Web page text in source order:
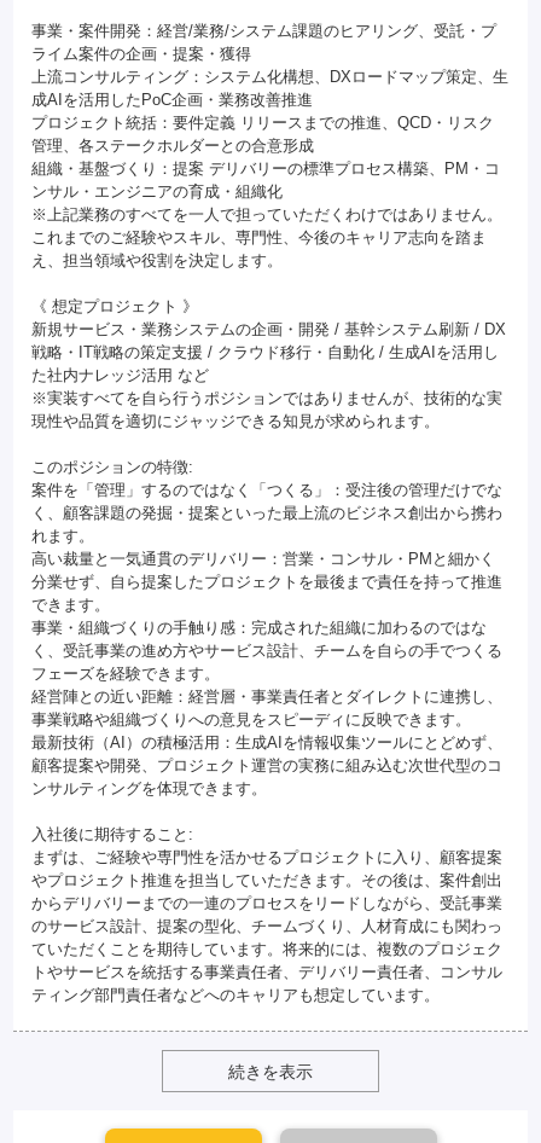
事業・案件開発：経営/業務/システム課題のヒアリング、受託・プ
ライム案件の企画・提案・獲得
上流コンサルティング：システム化構想、DXロードマップ策定、生
成AIを活用したPoC企画・業務改善推進
プロジェクト統括：要件定義 リリースまでの推進、QCD・リスク
管理、各ステークホルダーとの合意形成
組織・基盤づくり：提案 デリバリーの標準プロセス構築、PM・コ
ンサル・エンジニアの育成・組織化
※上記業務のすべてを一人で担っていただくわけではありません。
これまでのご経験やスキル、専門性、今後のキャリア志向を踏ま
え、担当領域や役割を決定します。
《 想定プロジェクト 》
新規サービス・業務システムの企画・開発 / 基幹システム刷新 / DX
戦略・IT戦略の策定支援 / クラウド移行・自動化 / 生成AIを活用し
た社内ナレッジ活用 など
※実装すべてを自ら行うポジションではありませんが、技術的な実
現性や品質を適切にジャッジできる知見が求められます。
このポジションの特徴:
案件を「管理」するのではなく「つくる」：受注後の管理だけでな
く、顧客課題の発掘・提案といった最上流のビジネス創出から携わ
れます。
高い裁量と一気通貫のデリバリー：営業・コンサル・PMと細かく
分業せず、自ら提案したプロジェクトを最後まで責任を持って推進
できます。
事業・組織づくりの手触り感：完成された組織に加わるのではな
く、受託事業の進め方やサービス設計、チームを自らの手でつくる
フェーズを経験できます。
経営陣との近い距離：経営層・事業責任者とダイレクトに連携し、
事業戦略や組織づくりへの意見をスピーディに反映できます。
最新技術（AI）の積極活用：生成AIを情報収集ツールにとどめず、
顧客提案や開発、プロジェクト運営の実務に組み込む次世代型のコ
ンサルティングを体現できます。
入社後に期待すること:
まずは、ご経験や専門性を活かせるプロジェクトに入り、顧客提案
やプロジェクト推進を担当していただきます。その後は、案件創出
からデリバリーまでの一連のプロセスをリードしながら、受託事業
のサービス設計、提案の型化、チームづくり、人材育成にも関わっ
ていただくことを期待しています。将来的には、複数のプロジェク
トやサービスを統括する事業責任者、デリバリー責任者、コンサル
ティング部門責任者などへのキャリアも想定しています。
続きを表示